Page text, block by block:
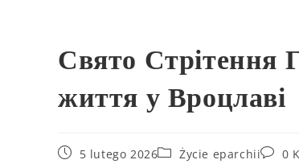
Свято Стрітення
життя у Вроцлаві
5 lutego 2026 Życie eparchii 0